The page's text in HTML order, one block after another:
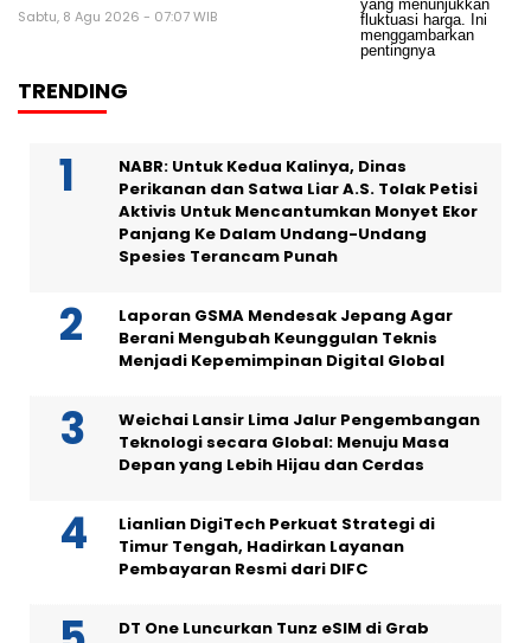
Sabtu, 8 Agu 2026 - 07:07 WIB
TRENDING
NABR: Untuk Kedua Kalinya, Dinas
Perikanan dan Satwa Liar A.S. Tolak Petisi
Aktivis Untuk Mencantumkan Monyet Ekor
Panjang Ke Dalam Undang-Undang
Spesies Terancam Punah
Laporan GSMA Mendesak Jepang Agar
Berani Mengubah Keunggulan Teknis
Menjadi Kepemimpinan Digital Global
Weichai Lansir Lima Jalur Pengembangan
Teknologi secara Global: Menuju Masa
Depan yang Lebih Hijau dan Cerdas
Lianlian DigiTech Perkuat Strategi di
Timur Tengah, Hadirkan Layanan
Pembayaran Resmi dari DIFC
DT One Luncurkan Tunz eSIM di Grab